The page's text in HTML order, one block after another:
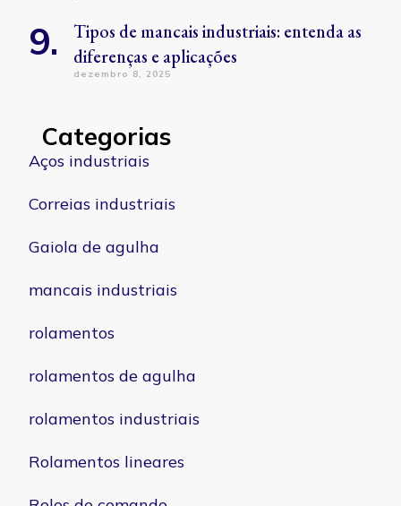
Tipos de mancais industriais: entenda as
diferenças e aplicações
dezembro 8, 2025
Categorias
Aços industriais
Correias industriais
Gaiola de agulha
mancais industriais
rolamentos
rolamentos de agulha
rolamentos industriais
Rolamentos lineares